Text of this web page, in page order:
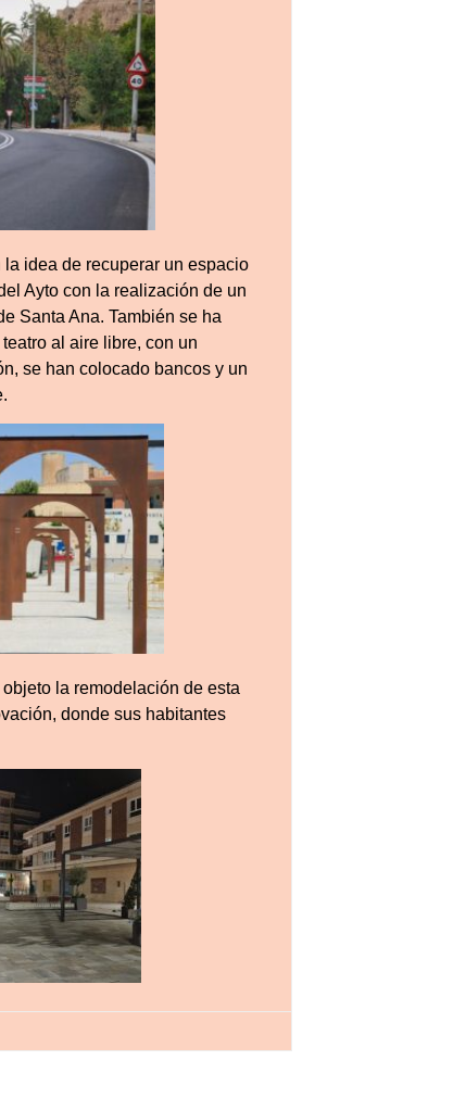
idea de recuperar un espacio
Ayto con la realización de un
Santa Ana. También se ha
al aire libre, con un
se han colocado bancos y un
la remodelación de esta
donde sus habitantes